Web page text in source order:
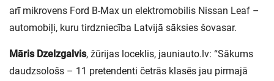
arī mikrovens Ford B-Max un elektromobilis Nissan Leaf –
automobiļi, kuru tirdzniecība Latvijā sāksies šovasar.
Māris Dzelzgalvis, žūrijas loceklis, jauniauto.lv: “Sākums
daudzsološs – 11 pretendenti četrās klasēs jau pirmajā